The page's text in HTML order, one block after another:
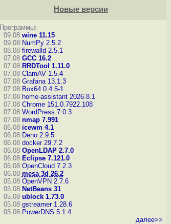
Новые версии
Программы:
09.08 wine 11.15
09.08 NumPy 2.5.2
08.08 firewalld 2.5.1
07.08 GCC 16.2
07.08 RRDTool 1.11.0
07.08 ClamAV 1.5.4
07.08 Grafana 13.1.3
07.08 Box64 0.4.5-1
07.08 home-assistant 2026.8.1
07.08 Chrome 151.0.7922.108
07.08 WordPress 7.0.3
07.08 nmap 7.991
06.08 icewm 4.1
06.08 Deno 2.9.5
06.08 docker 29.7.2
06.08 OpenLDAP 2.7.0
06.08 Eclipse 7.121.0
06.08 OpenCloud 7.2.3
06.08 mesa 3d 26.2
05.08 OpenVPN 2.7.6
05.08 NetBeans 31
05.08 ublock 1.73.0
05.08 gstreamer 1.28.6
05.08 PowerDNS 5.1.4
далее>>